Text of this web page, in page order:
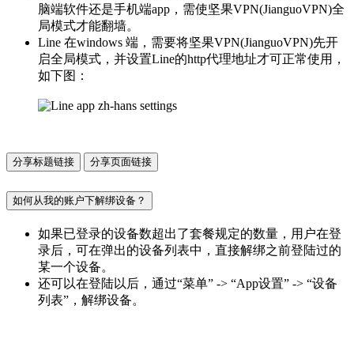
脑端软件还是手机端app，需使坚果VPN(JianguoVPN)全
局模式才能翻墙。
Line 在windows 端，需要将坚果VPN(JianguoVPN)先开
启全局模式，并设置Line的http代理地址才可正常使用，
如下图：
分享标题链接 分享页面链接
如何从我的账户下解绑设备？
如果已登录的设备数超出了套餐规定的数量，用户在登
录后，可在弹出的设备列表中，直接解绑之前登陆过的
某一个设备。
还可以在登陆以后，通过“菜单” -> “App设置” -> “设备
列表”，解绑设备。